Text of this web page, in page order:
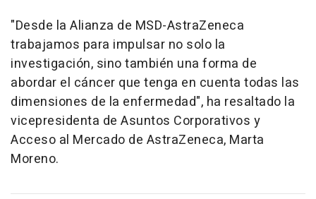
"Desde la Alianza de MSD-AstraZeneca
trabajamos para impulsar no solo la
investigación, sino también una forma de
abordar el cáncer que tenga en cuenta todas las
dimensiones de la enfermedad", ha resaltado la
vicepresidenta de Asuntos Corporativos y
Acceso al Mercado de AstraZeneca, Marta
Moreno.